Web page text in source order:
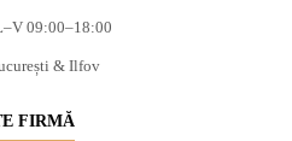
09:00–18:00
& Ilfov
FIRMĂ